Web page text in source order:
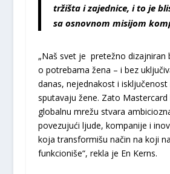
tržišta i zajednice, i to je
sa osnovnom misijom
„Naš svet je pretežno dizajniran
o potrebama žena – i bez
danas, nejednakost i isključenost
sputavaju žene. Zato
globalnu mrežu stvara
povezujući ljude, kompanije i
koja transformišu način na koji
funkcioniše“, rekla je En Kerns.